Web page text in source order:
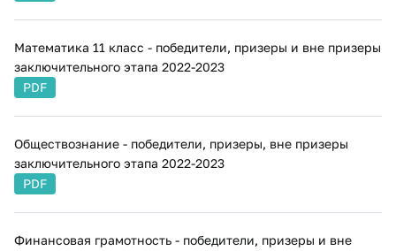
Математика 11 класс - победители, призеры и вне призеры
заключительного этапа 2022-2023
PDF
​Обществознание - победители, призеры, вне призеры
заключительного этапа 2022-2023
PDF
Финансовая грамотность - победители, призеры и вне